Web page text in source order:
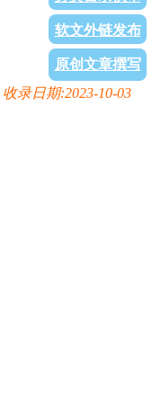
软文外链发布
原创文章撰写
收录日期:2023-10-03